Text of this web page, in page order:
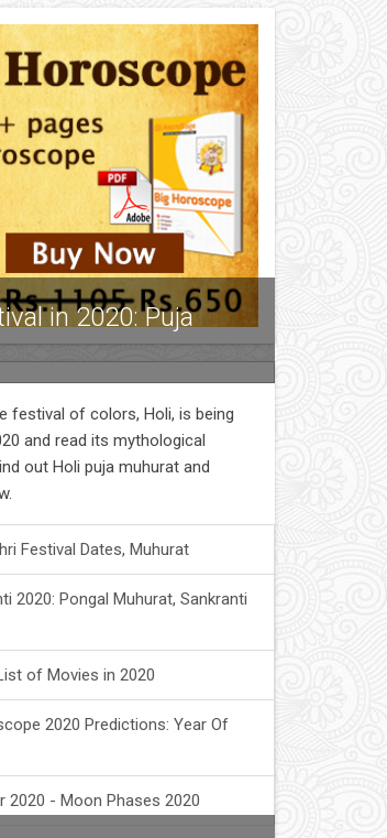
in 2020: Puja
festival of colors, Holi, is being
and read its mythological
out Holi puja muhurat and
Festival Dates, Muhurat
2020: Pongal Muhurat, Sankranti
of Movies in 2020
2020 Predictions: Year Of
2020 - Moon Phases 2020